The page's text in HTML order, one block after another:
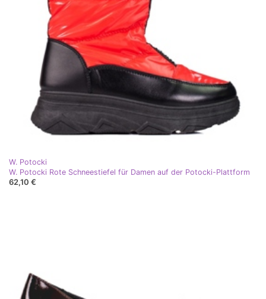
W. Potocki
W. Potocki Rote Schneestiefel für Damen auf der Potocki-Plattform
62,10 €